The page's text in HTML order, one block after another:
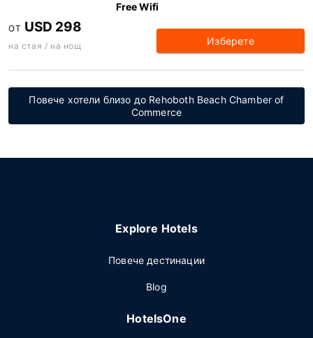
Free Wifi
ОТ USD 298
на стая / на нощ Изберете
Повече хотели близо до Rehoboth Beach Chamber of
Commerce
Explore Hotels
Повече дестинации
Blog
HotelsOne